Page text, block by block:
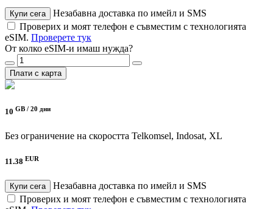
Купи сега
Незабавна доставка по имейл и SMS
Проверих и моят телефон е съвместим с технологията
eSIM. Проверете тук
От колко eSIM-и имаш нужда?
Плати с карта
10 GB / 20 дни
Без ограничение на скоростта Telkomsel, Indosat, XL
11.38 EUR
Купи сега
Незабавна доставка по имейл и SMS
Проверих и моят телефон е съвместим с технологията